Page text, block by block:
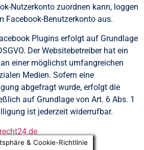
Nutzerkonto zuordnen kann, loggen
Facebook-Benutzerkonto aus.
Plugins erfolgt auf Grundlage
Der Websitebetreiber hat ein
einer möglichst umfangreichen
Medien. Sofern eine
abgefragt wurde, erfolgt die
auf Grundlage von Art. 6 Abs. 1
ist jederzeit widerrufbar.
& Cookie-Richtlinie